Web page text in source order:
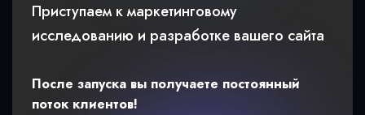
Приступаем к маркетинговому
исследованию и разработке вашего сайта
После запуска вы получаете постоянный
поток клиентов!